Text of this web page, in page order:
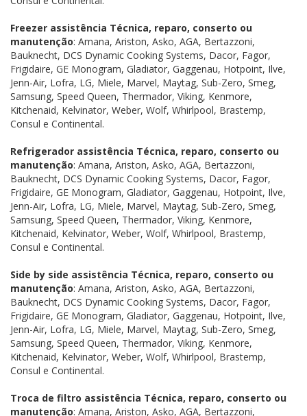
Freezer assistência Técnica, reparo, conserto ou
manutenção: Amana, Ariston, Asko, AGA, Bertazzoni,
Bauknecht, DCS Dynamic Cooking Systems, Dacor, Fagor,
Frigidaire, GE Monogram, Gladiator, Gaggenau, Hotpoint, Ilve,
Jenn-Air, Lofra, LG, Miele, Marvel, Maytag, Sub-Zero, Smeg,
Samsung, Speed Queen, Thermador, Viking, Kenmore,
Kitchenaid, Kelvinator, Weber, Wolf, Whirlpool, Brastemp,
Consul e Continental.
Refrigerador assistência Técnica, reparo, conserto ou
manutenção: Amana, Ariston, Asko, AGA, Bertazzoni,
Bauknecht, DCS Dynamic Cooking Systems, Dacor, Fagor,
Frigidaire, GE Monogram, Gladiator, Gaggenau, Hotpoint, Ilve,
Jenn-Air, Lofra, LG, Miele, Marvel, Maytag, Sub-Zero, Smeg,
Samsung, Speed Queen, Thermador, Viking, Kenmore,
Kitchenaid, Kelvinator, Weber, Wolf, Whirlpool, Brastemp,
Consul e Continental.
Side by side assistência Técnica, reparo, conserto ou
manutenção: Amana, Ariston, Asko, AGA, Bertazzoni,
Bauknecht, DCS Dynamic Cooking Systems, Dacor, Fagor,
Frigidaire, GE Monogram, Gladiator, Gaggenau, Hotpoint, Ilve,
Jenn-Air, Lofra, LG, Miele, Marvel, Maytag, Sub-Zero, Smeg,
Samsung, Speed Queen, Thermador, Viking, Kenmore,
Kitchenaid, Kelvinator, Weber, Wolf, Whirlpool, Brastemp,
Consul e Continental.
Troca de filtro assistência Técnica, reparo, conserto ou
manutenção: Amana, Ariston, Asko, AGA, Bertazzoni,